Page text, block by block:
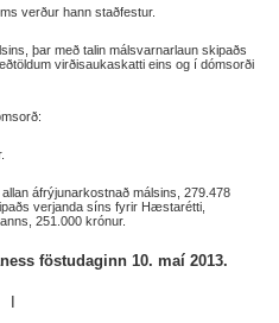
verður hann staðfestur.
þar með talin málsvarnarlaun skipaðs
virðisaukaskatti eins og í dómsorði
áfrýjunarkostnað málsins, 279.478
verjanda síns fyrir Hæstarétti,
251.000 krónur.
föstudaginn 10. maí 2013.